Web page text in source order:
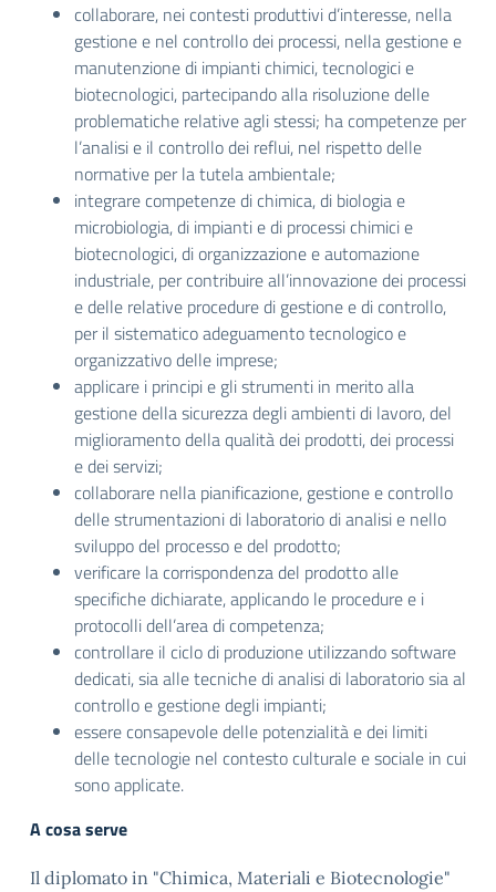
collaborare, nei contesti produttivi d’interesse, nella
gestione e nel controllo dei processi, nella gestione e
manutenzione di impianti chimici, tecnologici e
biotecnologici, partecipando alla risoluzione delle
problematiche relative agli stessi; ha competenze per
l’analisi e il controllo dei reflui, nel rispetto delle
normative per la tutela ambientale;
integrare competenze di chimica, di biologia e
microbiologia, di impianti e di processi chimici e
biotecnologici, di organizzazione e automazione
industriale, per contribuire all’innovazione dei processi
e delle relative procedure di gestione e di controllo,
per il sistematico adeguamento tecnologico e
organizzativo delle imprese;
applicare i principi e gli strumenti in merito alla
gestione della sicurezza degli ambienti di lavoro, del
miglioramento della qualità dei prodotti, dei processi
e dei servizi;
collaborare nella pianificazione, gestione e controllo
delle strumentazioni di laboratorio di analisi e nello
sviluppo del processo e del prodotto;
verificare la corrispondenza del prodotto alle
specifiche dichiarate, applicando le procedure e i
protocolli dell’area di competenza;
controllare il ciclo di produzione utilizzando software
dedicati, sia alle tecniche di analisi di laboratorio sia al
controllo e gestione degli impianti;
essere consapevole delle potenzialità e dei limiti
delle tecnologie nel contesto culturale e sociale in cui
sono applicate.
A cosa serve
Il diplomato in "Chimica, Materiali e Biotecnologie"